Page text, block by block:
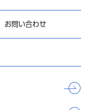
お問い合わせ